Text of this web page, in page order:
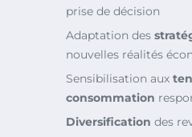
prise de décision
Adaptation des
nouvelles réalités
Sensibilisation aux
consommation
Diversification des